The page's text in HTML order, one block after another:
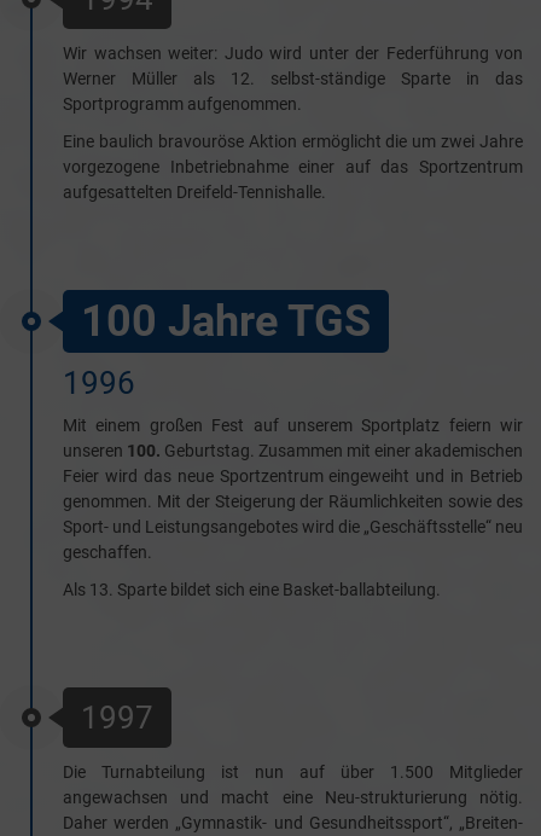
Wir wachsen weiter: Judo wird unter der Federführung von
Werner Müller als 12. selbst-ständige Sparte in das
Sportprogramm aufgenommen.
Eine baulich bravouröse Aktion ermöglicht die um zwei Jahre
vorgezogene Inbetriebnahme einer auf das Sportzentrum
aufgesattelten Dreifeld-Tennishalle.
100 Jahre TGS
1996
Mit einem großen Fest auf unserem Sportplatz feiern wir
unseren 100. Geburtstag. Zusammen mit einer akademischen
Feier wird das neue Sportzentrum eingeweiht und in Betrieb
genommen. Mit der Steigerung der Räumlichkeiten sowie des
Sport- und Leistungsangebotes wird die „Geschäftsstelle“ neu
geschaffen.
Als 13. Sparte bildet sich eine Basket-ballabteilung.
1997
Die Turnabteilung ist nun auf über 1.500 Mitglieder
angewachsen und macht eine Neu-strukturierung nötig.
Daher werden „Gymnastik- und Gesundheitssport“, „Breiten-